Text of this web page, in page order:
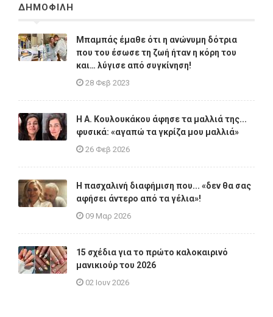
ΔΗΜΟΦΙΛΗ
Μπαμπάς έμαθε ότι η ανώνυμη δότρια
που του έσωσε τη ζωή ήταν η κόρη του
και… λύγισε από συγκίνηση!
28 Φεβ 2023
Η A. Κουλουκάκου άφησε τα μαλλιά της...
φυσικά: «αγαπώ τα γκρίζα μου μαλλιά»
26 Φεβ 2026
Η πασχαλινή διαφήμιση που... «δεν θα σας
αφήσει άντερο από τα γέλια»!
09 Μαρ 2026
15 σχέδια για το πρώτο καλοκαιρινό
μανικιούρ του 2026
02 Ιουν 2026